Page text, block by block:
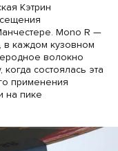
Кэтрин
Mono R —
каждом кузовном
волокно
состоялась эта
применения
на пике